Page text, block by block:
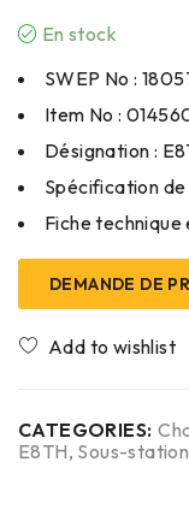
En stock
SWEP No :
Item No :
Désignation :
Spécification de
Fiche technique
DEMANDE DE
CATEGORIES:
E8TH, Sous-